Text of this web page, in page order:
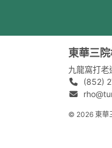
東華三
九龍窩打
(852)
© 2026 東華